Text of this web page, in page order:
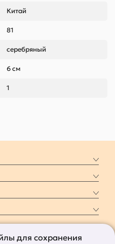
Китай
81
серебряный
6 см
1
для сохранения